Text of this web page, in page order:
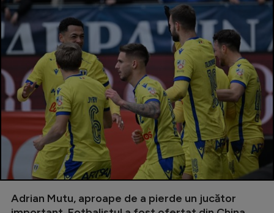
Adrian Mutu, aproape de a pierde un jucător